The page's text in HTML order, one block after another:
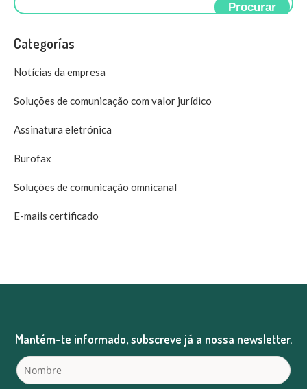
Procurar
Categorías
Notícias da empresa
Soluções de comunicação com valor jurídico
Assinatura eletrónica
Burofax
Soluções de comunicação omnicanal
E-mails certificado
Mantém-te informado, subscreve já a nossa newsletter.